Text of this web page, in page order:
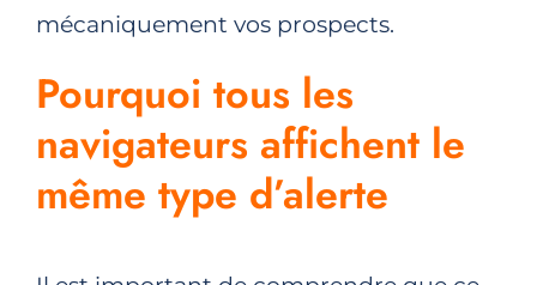
mécaniquement vos prospects.
Pourquoi tous les
navigateurs affichent le
même type d’alerte